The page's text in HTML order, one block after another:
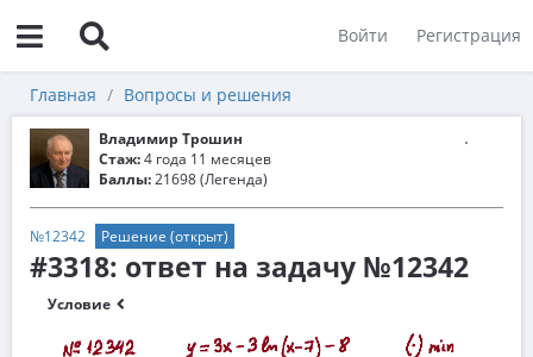
Войти Регистрация
Главная Вопросы и решения
Владимир Трошин
Стаж:4 года 11 месяцев
Баллы:21698 (Легенда)
№12342 Решение (открыт)
#3318: ответ на задачу №12342
Условие